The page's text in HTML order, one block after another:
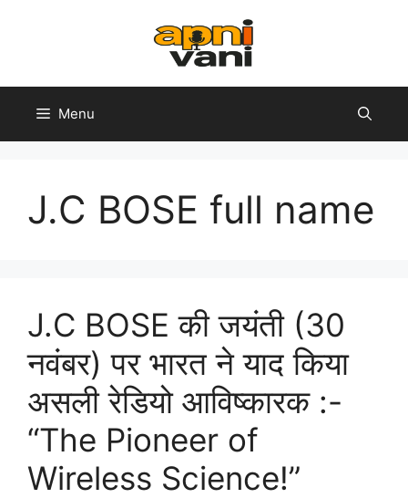
Menu
J.C BOSE full name
J.C BOSE की जयंती (30
नवंबर) पर भारत ने याद किया
असली रेडियो आविष्कारक :-
“The Pioneer of
Wireless Science!”